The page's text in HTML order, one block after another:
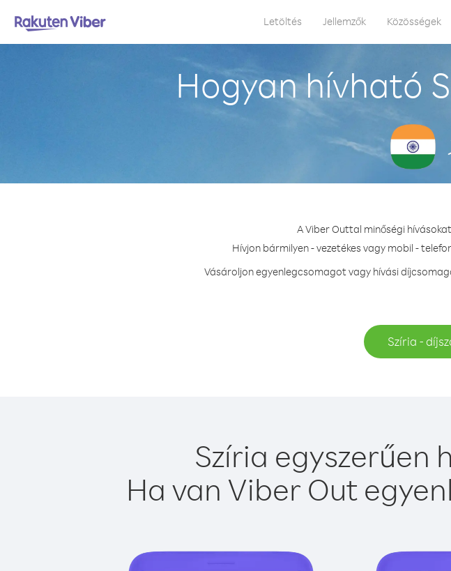
Letöltés Jellemzők Közösségek
Hogyan hívható
A Viber Outtal minőségi
Hívjon bármilyen - vezetékes vagy mobil -
Vásároljon egyenlegcsomagot vagy hívási
Szíria -
Szíria egyszerűen
Ha van Viber Out